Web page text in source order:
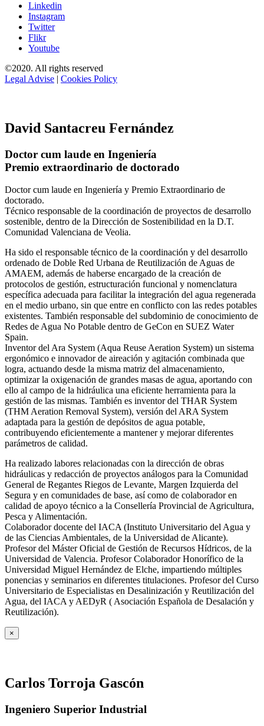
Linkedin
Instagram
Twitter
Flikr
Youtube
©2020. All rights reserved
Legal Advise | Cookies Policy
David Santacreu Fernández
Doctor cum laude en Ingeniería
Premio extraordinario de doctorado
Doctor cum laude en Ingeniería y Premio Extraordinario de
doctorado.
Técnico responsable de la coordinación de proyectos de desarrollo
sostenible, dentro de la Dirección de Sostenibilidad en la D.T.
Comunidad Valenciana de Veolia.
Ha sido el responsable técnico de la coordinación y del desarrollo
ordenado de Doble Red Urbana de Reutilización de Aguas de
AMAEM, además de haberse encargado de la creación de
protocolos de gestión, estructuración funcional y nomenclatura
específica adecuada para facilitar la integración del agua regenerada
en el medio urbano, sin que entre en conflicto con las redes potables
existentes. También responsable del subdominio de conocimiento de
Redes de Agua No Potable dentro de GeCon en SUEZ Water
Spain.
Inventor del Ara System (Aqua Reuse Aeration System) un sistema
ergonómico e innovador de aireación y agitación combinada que
logra, actuando desde la misma matriz del almacenamiento,
optimizar la oxigenación de grandes masas de agua, aportando con
ello al campo de la hidráulica una eficiente herramienta para la
gestión de las mismas. También es inventor del THAR System
(THM Aeration Removal System), versión del ARA System
adaptada para la gestión de depósitos de agua potable,
contribuyendo eficientemente a mantener y mejorar diferentes
parámetros de calidad.
Ha realizado labores relacionadas con la dirección de obras
hidráulicas y redacción de proyectos análogos para la Comunidad
General de Regantes Riegos de Levante, Margen Izquierda del
Segura y en comunidades de base, así como de colaborador en
calidad de apoyo técnico a la Consellería Provincial de Agricultura,
Pesca y Alimentación.
Colaborador docente del IACA (Instituto Universitario del Agua y
de las Ciencias Ambientales, de la Universidad de Alicante).
Profesor del Máster Oficial de Gestión de Recursos Hídricos, de la
Universidad de Valencia. Profesor Colaborador Honorífico de la
Universidad Miguel Hernández de Elche, impartiendo múltiples
ponencias y seminarios en diferentes titulaciones. Profesor del Curso
Universitario de Especialistas en Desalinización y Reutilización del
Agua, del IACA y AEDyR ( Asociación Española de Desalación y
Reutilización).
×
Carlos Torroja Gascón
Ingeniero Superior Industrial